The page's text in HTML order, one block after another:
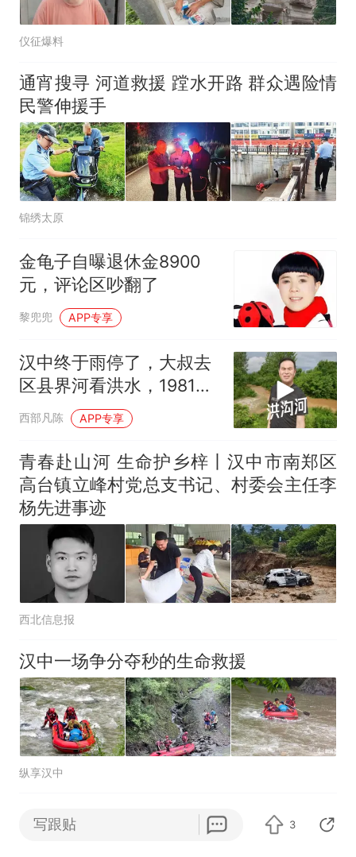
仪征爆料
通宵搜寻 河道救援 蹚水开路 群众遇险情
民警伸援手
锦绣太原
金龟子自曝退休金8900
元，评论区吵翻了
黎兜兜 APP专享
汉中终于雨停了，大叔去
区县界河看洪水，1981年
曾经洪水漫桥
西部凡陈 APP专享
青春赴山河 生命护乡梓丨汉中市南郑区
高台镇立峰村党总支书记、村委会主任李
杨先进事迹
西北信息报
汉中一场争分夺秒的生命救援
纵享汉中
最后一刻，他拼力将同伴
写跟贴 3